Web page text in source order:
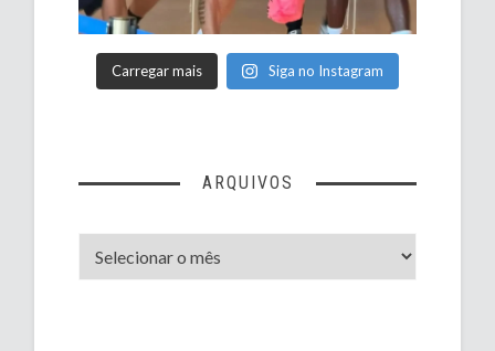
Carregar mais Siga no Instagram
ARQUIVOS